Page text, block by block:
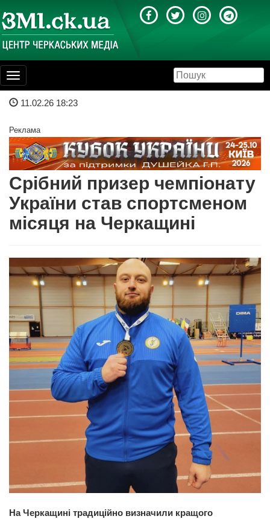
Toggle
navigation
11.02.26 18:23
Реклама
Срібний призер чемпіонату
України став спортсменом
місяця на Черкащині
На Черкащині традиційно визначили кращого